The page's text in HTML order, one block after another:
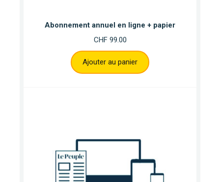
Abonnement annuel en ligne + papier
CHF99.00
Ajouter au panier